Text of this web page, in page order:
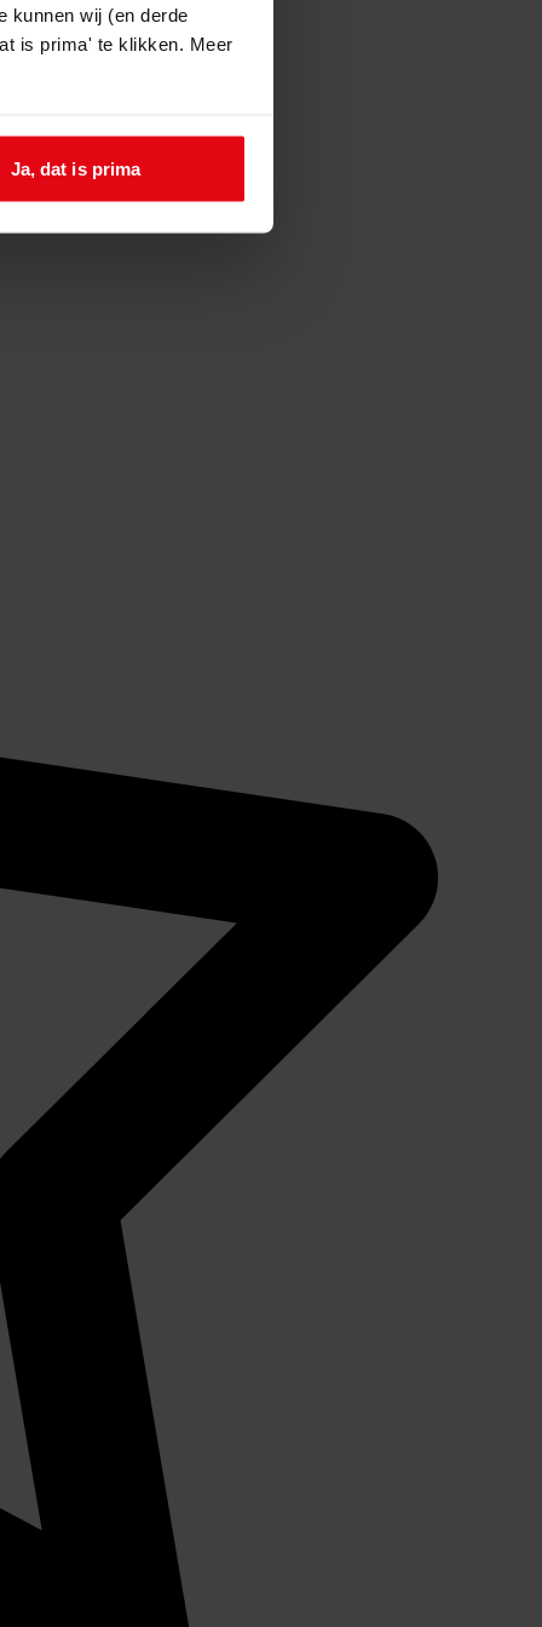
kunnen wij (en derde
is prima' te klikken. Meer
Ja, dat is prima